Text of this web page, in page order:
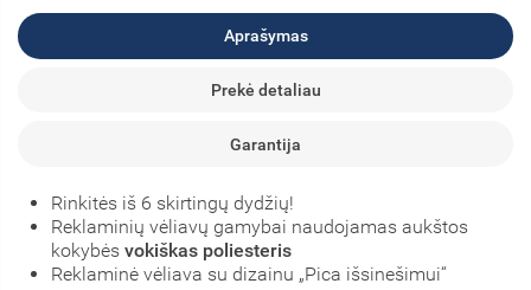
Aprašymas
Prekė detaliau
Garantija
Rinkitės iš 6 skirtingų dydžių!
Reklaminių vėliavų gamybai naudojamas aukštos
kokybės vokiškas poliesteris
Reklaminė vėliava su dizainu „Pica išsinešimui“